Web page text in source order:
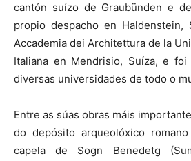
cantón suízo de Graubünden e
propio despacho en Haldenstein,
Accademia dei Architettura de la
Italiana en Mendrisio, Suíza, e
diversas universidades de todo o
Entre as súas obras máis
do depósito arqueolóxico
capela de Sogn Benedetg